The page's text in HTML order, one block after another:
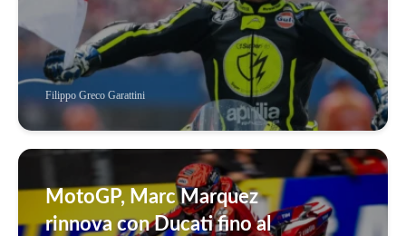
Filippo Greco Garattini
MotoGP, Marc Marquez
rinnova con Ducati fino al